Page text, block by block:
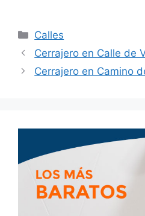
Calles
Cerrajero en Calle de
Cerrajero en Camino